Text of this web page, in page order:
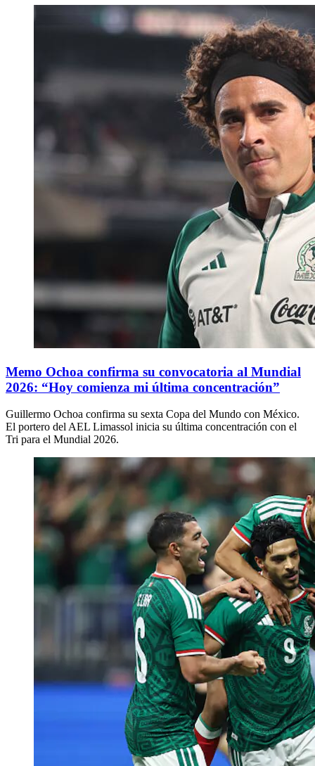
Memo Ochoa confirma su convocatoria al Mundial
2026: “Hoy comienza mi última concentración”
Guillermo Ochoa confirma su sexta Copa del Mundo con México.
El portero del AEL Limassol inicia su última concentración con el
Tri para el Mundial 2026.